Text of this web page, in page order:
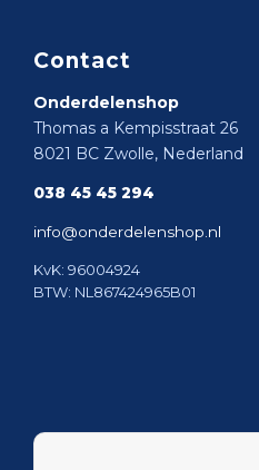
Contact
Onderdelenshop
Thomas a Kempisstraat 26
8021 BC Zwolle, Nederland
038 45 45 294
info@onderdelenshop.nl
KvK: 96004924
BTW: NL867424965B01